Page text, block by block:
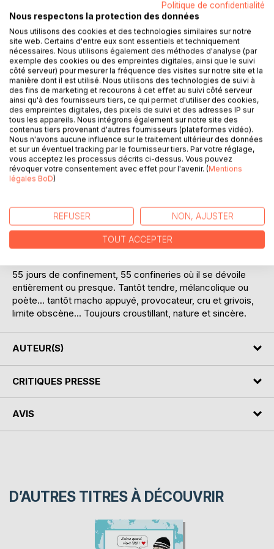
parlent de l'histoire de Cassis et des cassidens, avec un
regard sur le passé de plus de cinquante ans.
Dans son deux pièces au 2ème étage sans balcon ni jardin,
mais avec vue sur mer... un homme appuyé sur la rambarde
de sa fenêtre écoute Chris Rea « Nothing to Fear », une
cigarette aux lèvres : Confiné !
Il habite le village de Cassis, petit port au bord de la
Méditerranée : Privilégié ? L'oeil est observateur, rêveur,
lyrique, rebelle, cynique, amoureux, brutal... sans tortiller du
cul !
L auteur dessinateur vous narre ses chroniques au jour le
jour avec l accent du Sud, dans un style humour potache et
pouvoir l inclure dans un moule formaté à l image de ce qu
on peut lire habituellement de salivant sur les réseaux
sociaux... Phil nous démontre qu on peut affronter la réalité
avec une pointe d humour, sans passer à côté.
55 jours de confinement, 55 confineries où il se dévoile
entièrement ou presque. Tantôt tendre, mélancolique ou
poète... tantôt macho appuyé, provocateur, cru et grivois,
limite obscène... Toujours croustillant, nature et sincère.
AUTEUR(S)
CRITIQUES PRESSE
AVIS
D’AUTRES TITRES À DÉCOUVRIR
Politique de confidentialité
Nous respectons la protection des données
Nous utilisons des cookies et des technologies similaires sur notre
site web. Certains d'entre eux sont essentiels et techniquement
nécessaires. Nous utilisons également des méthodes d'analyse (par
exemple des cookies ou des empreintes digitales, ainsi que le suivi
côté serveur) pour mesurer la fréquence des visites sur notre site et la
manière dont il est utilisé. Nous utilisons des technologies de suivi à
des fins de marketing et recourons à cet effet au suivi côté serveur
ainsi qu'à des fournisseurs tiers, ce qui permet d'utiliser des cookies,
des empreintes digitales, des pixels de suivi et des adresses IP sur
tous les appareils. Nous intégrons également sur notre site des
contenus tiers provenant d'autres fournisseurs (plateformes vidéo).
Nous n'avons aucune influence sur le traitement ultérieur des données
et sur un éventuel tracking par le fournisseur tiers. Par votre réglage,
vous acceptez les processus décrits ci-dessus. Vous pouvez
révoquer votre consentement avec effet pour l'avenir. (Mentions
légales BoD)
REFUSER NON, AJUSTER
TOUT ACCEPTER